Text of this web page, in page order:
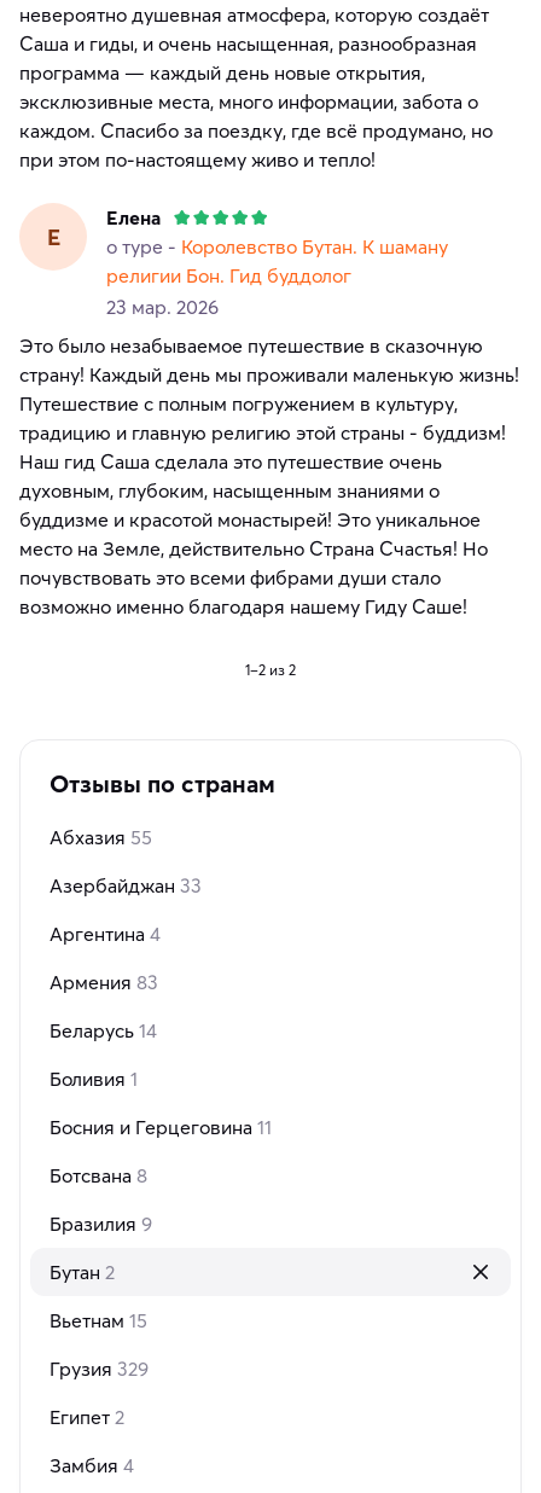
невероятно душевная атмосфера, которую создаёт
Саша и гиды, и очень насыщенная, разнообразная
программа — каждый день новые открытия,
эксклюзивные места, много информации, забота о
каждом. Спасибо за поездку, где всё продумано, но
при этом по-настоящему живо и тепло!
Е
Елена
о туре - Королевство Бутан. К шаману
религии Бон. Гид буддолог
23 мар. 2026
Это было незабываемое путешествие в сказочную
страну! Каждый день мы проживали маленькую жизнь!
Путешествие с полным погружением в культуру,
традицию и главную религию этой страны - буддизм!
Наш гид Саша сделала это путешествие очень
духовным, глубоким, насыщенным знаниями о
буддизме и красотой монастырей! Это уникальное
место на Земле, действительно Страна Счастья! Но
почувствовать это всеми фибрами души стало
возможно именно благодаря нашему Гиду Саше!
1–2 из 2
Отзывы по странам
Абхазия 55
Азербайджан 33
Аргентина 4
Армения 83
Беларусь 14
Боливия 1
Босния и Герцеговина 11
Ботсвана 8
Бразилия 9
Бутан 2
Вьетнам 15
Грузия 329
Египет 2
Замбия 4